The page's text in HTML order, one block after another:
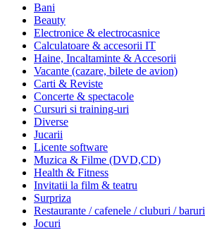
Bani
Beauty
Electronice & electrocasnice
Calculatoare & accesorii IT
Haine, Incaltaminte & Accesorii
Vacante (cazare, bilete de avion)
Carti & Reviste
Concerte & spectacole
Cursuri si training-uri
Diverse
Jucarii
Licente software
Muzica & Filme (DVD,CD)
Health & Fitness
Invitatii la film & teatru
Surpriza
Restaurante / cafenele / cluburi / baruri
Jocuri